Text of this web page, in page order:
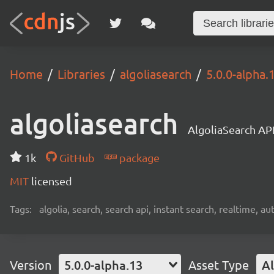
Home Libraries algoliasearch 5.0.0-
algoliasearch AlgoliaSearch
1k GitHub
package
MIT licensed
Tags: algolia, search, search api, instant search, realtime,
Version 5.0.0-alpha.13 Asset Type